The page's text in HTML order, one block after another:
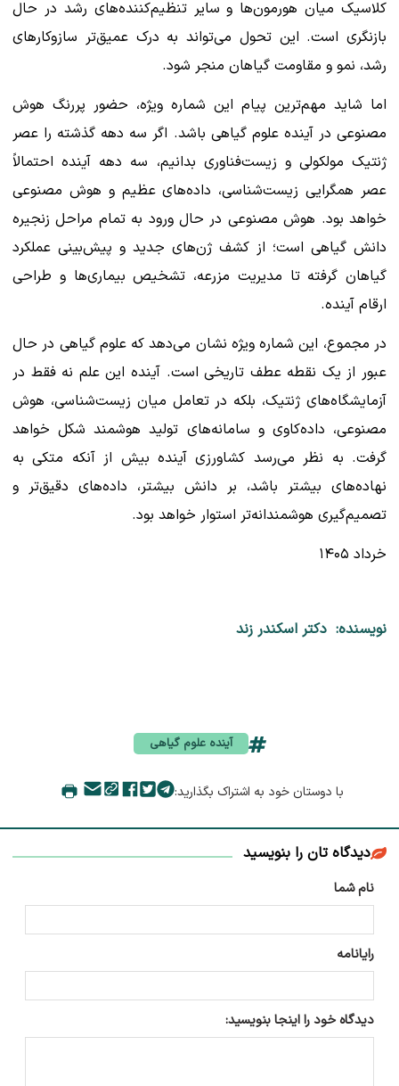
کلاسیک میان هورمون‌ها و سایر تنظیم‌کننده‌های رشد در حال
بازنگری است. این تحول می‌تواند به درک عمیق‌تر سازوکارهای
رشد، نمو و مقاومت گیاهان منجر شود.
اما شاید مهم‌ترین پیام این شماره ویژه، حضور پررنگ هوش
مصنوعی در آینده علوم گیاهی باشد. اگر سه دهه گذشته را عصر
ژنتیک مولکولی و زیست‌فناوری بدانیم، سه دهه آینده احتمالاً
عصر همگرایی زیست‌شناسی، داده‌های عظیم و هوش مصنوعی
خواهد بود. هوش مصنوعی در حال ورود به تمام مراحل زنجیره
دانش گیاهی است؛ از کشف ژن‌های جدید و پیش‌بینی عملکرد
گیاهان گرفته تا مدیریت مزرعه، تشخیص بیماری‌ها و طراحی
ارقام آینده.
در مجموع، این شماره ویژه نشان می‌دهد که علوم گیاهی در حال
عبور از یک نقطه عطف تاریخی است. آینده این علم نه فقط در
آزمایشگاه‌های ژنتیک، بلکه در تعامل میان زیست‌شناسی، هوش
مصنوعی، داده‌کاوی و سامانه‌های تولید هوشمند شکل خواهد
گرفت. به نظر می‌رسد کشاورزی آینده بیش از آنکه متکی به
نهاده‌های بیشتر باشد، بر دانش بیشتر، داده‌های دقیق‌تر و
تصمیم‌گیری هوشمندانه‌تر استوار خواهد بود.
خرداد ۱۴۰۵
نویسنده: دکتر اسکندر زند
آینده علوم گیاهی
با دوستان خود به اشتراک بگذارید:
دیدگاه تان را بنویسید
نام شما
رایانامه
دیدگاه خود را اینجا بنویسید: